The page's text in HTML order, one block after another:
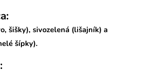
šišky), sivozelená (lišajník) a
šípky).